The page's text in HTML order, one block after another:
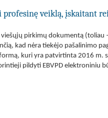
veiklą, įskaitant
pirkimų dokumentą (toliau
kad nėra tiekėjo pašalinimo
kuri yra patvirtinta 2016 m.
pildyti EBVPD elektroniniu